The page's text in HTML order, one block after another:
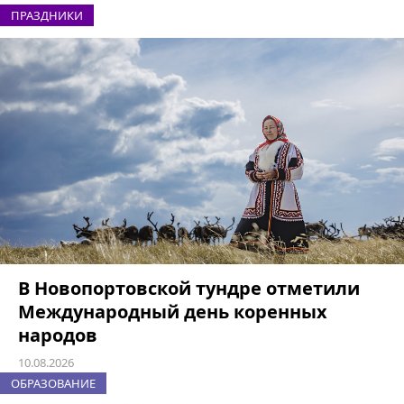
ПРАЗДНИКИ
В Новопортовской тундре отметили
Международный день коренных
народов
10.08.2026
ОБРАЗОВАНИЕ